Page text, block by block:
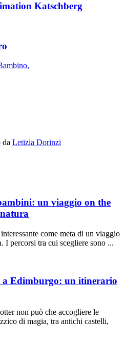
Katschberg
da Letizia Dorinzi
un viaggio on the
come meta di un viaggio
I percorsi tra cui scegliere sono ...
Edimburgo: un itinerario
non può che accogliere le
di magia, tra antichi castelli,